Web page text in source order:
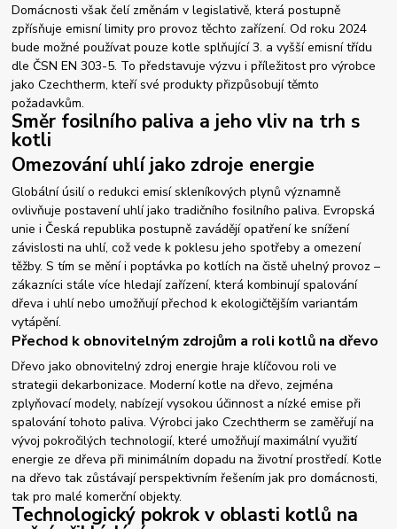
Domácnosti však čelí změnám v legislativě, která postupně
zpřísňuje emisní limity pro provoz těchto zařízení. Od roku 2024
bude možné používat pouze kotle splňující 3. a vyšší emisní třídu
dle ČSN EN 303-5. To představuje výzvu i příležitost pro výrobce
jako Czechtherm, kteří své produkty přizpůsobují těmto
požadavkům.
Směr fosilního paliva a jeho vliv na trh s
kotli
Omezování uhlí jako zdroje energie
Globální úsilí o redukci emisí skleníkových plynů významně
ovlivňuje postavení uhlí jako tradičního fosilního paliva. Evropská
unie i Česká republika postupně zavádějí opatření ke snížení
závislosti na uhlí, což vede k poklesu jeho spotřeby a omezení
těžby. S tím se mění i poptávka po kotlích na čistě uhelný provoz –
zákazníci stále více hledají zařízení, která kombinují spalování
dřeva i uhlí nebo umožňují přechod k ekologičtějším variantám
vytápění.
Přechod k obnovitelným zdrojům a roli kotlů na dřevo
Dřevo jako obnovitelný zdroj energie hraje klíčovou roli ve
strategii dekarbonizace. Moderní kotle na dřevo, zejména
zplyňovací modely, nabízejí vysokou účinnost a nízké emise při
spalování tohoto paliva. Výrobci jako Czechtherm se zaměřují na
vývoj pokročilých technologií, které umožňují maximální využití
energie ze dřeva při minimálním dopadu na životní prostředí. Kotle
na dřevo tak zůstávají perspektivním řešením jak pro domácnosti,
tak pro malé komerční objekty.
Technologický pokrok v oblasti kotlů na